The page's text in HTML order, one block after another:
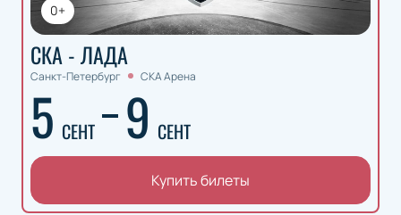
0+
СКА - ЛАДА
Санкт-Петербург СКА Арена
5 СЕНТ 9 СЕНТ
Купить билеты